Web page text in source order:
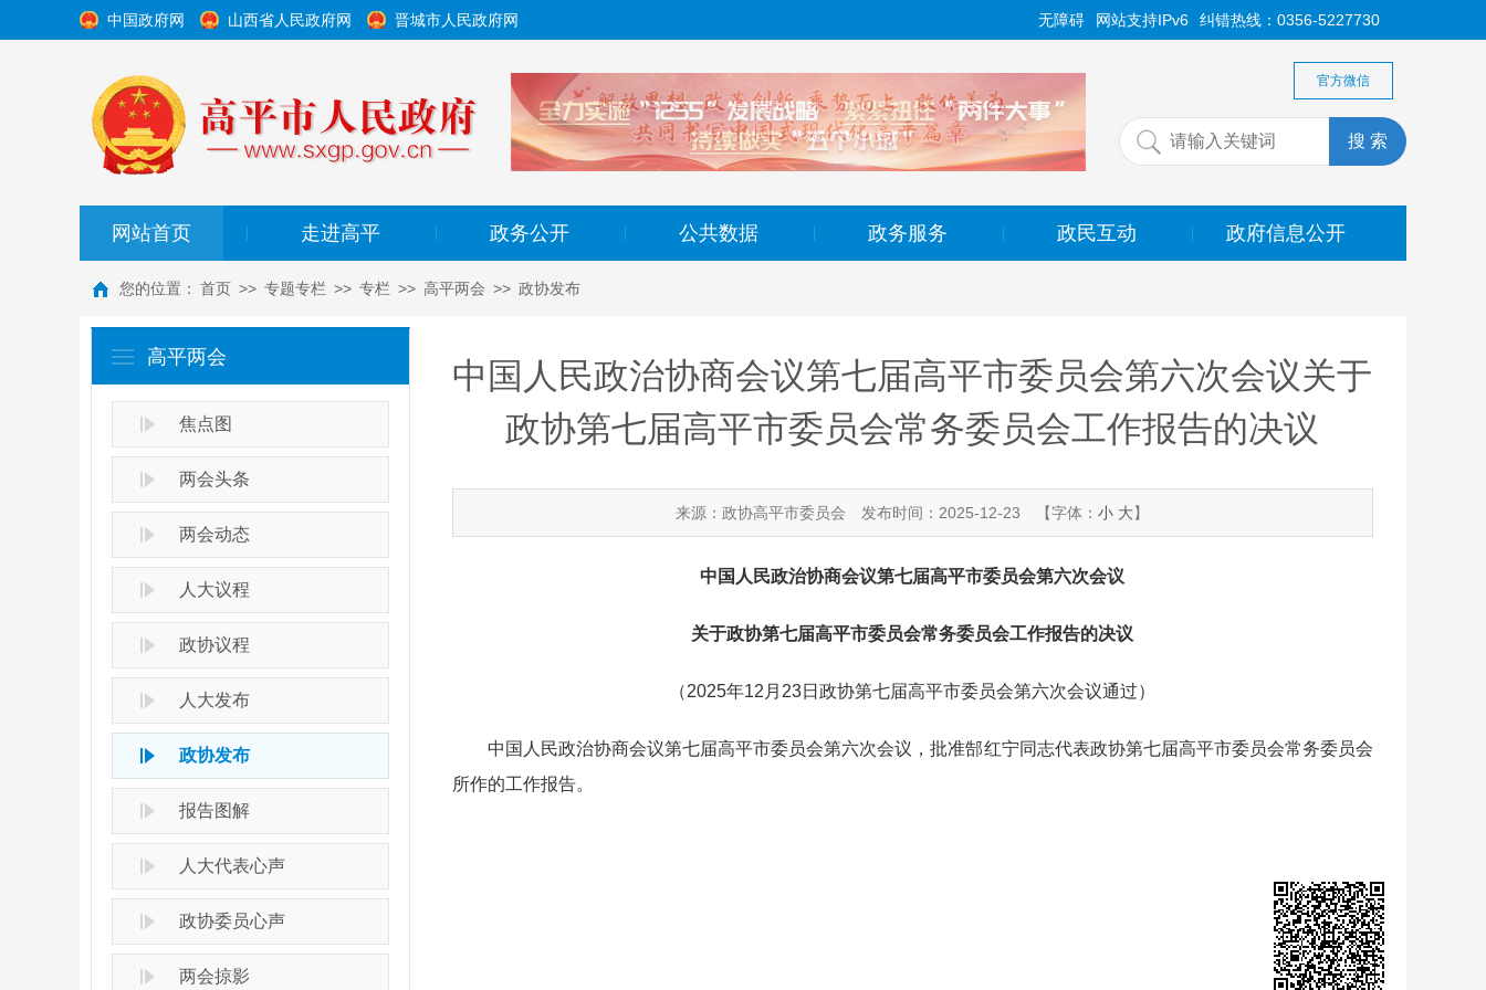
中国政府网 山西省人民政府网 晋城市人民政府网 纠错热线：0356-5227730
网站支持IPv6
无障碍
官方微信
网站首页 走进高平 政务公开 公共数据 政务服务 政民互动 政府信息公开
您的位置： 首页 >> 专题专栏 >> 专栏 >> 高平两会 >> 政协发布
高平两会
焦点图
两会头条
两会动态
人大议程
政协议程
人大发布
政协发布
报告图解
人大代表心声
政协委员心声
两会掠影
中国人民政治协商会议第七届高平市委员会第六次会议关于
政协第七届高平市委员会常务委员会工作报告的决议
来源：政协高平市委员会 发布时间：2025-12-23 【字体：小 大】
中国人民政治协商会议第七届高平市委员会第六次会议
关于政协第七届高平市委员会常务委员会工作报告的决议
（2025年12月23日政协第七届高平市委员会第六次会议通过）
中国人民政治协商会议第七届高平市委员会第六次会议，批准郜红宁同志代表政协第七届高平市委员会常务委员会
所作的工作报告。